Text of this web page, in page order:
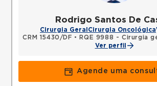
Rodrigo Santos De
Cirurgia Geral Cirurgia Oncológica
CRM 15430/DF • RQE 9988 - Cirurgia
Ver perfil
Agende uma